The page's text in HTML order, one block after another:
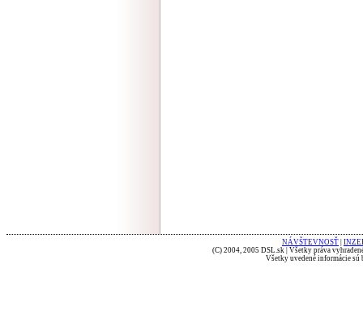
NÁVŠTEVNOSŤ
(C) 2004, 2005 DSL.sk | Všetky práva
Všetky uvedené informácie sú